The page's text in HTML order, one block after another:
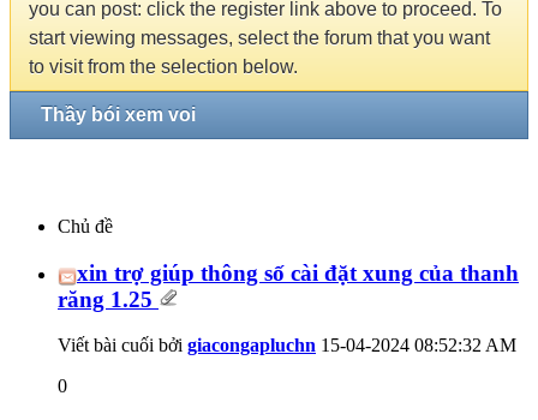
you can post: click the register link above to proceed. To
start viewing messages, select the forum that you want
to visit from the selection below.
Thầy bói xem voi
Chủ đề
xin trợ giúp thông số cài đặt xung của thanh
răng 1.25
Viết bài cuối bởi giacongapluchn 15-04-2024 08:52:32 AM
0